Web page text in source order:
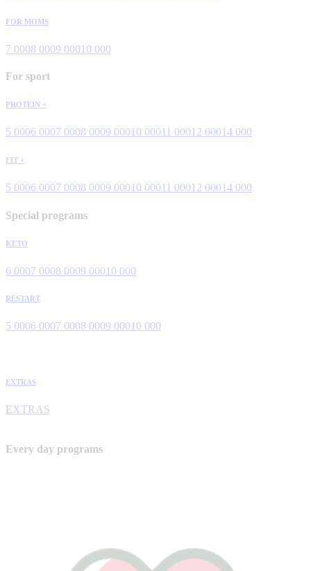
FOR MOMS
7 0008 0009 00010 000
For sport
PROTEIN +
5 0006 0007 0008 0009 00010 00011 00012 00014 000
FIT +
5 0006 0007 0008 0009 00010 00011 00012 00014 000
Special programs
KETO
6 0007 0008 0009 00010 000
RESTART
5 0006 0007 0008 0009 00010 000
EXTRAS
EXTRAS
Every day programs